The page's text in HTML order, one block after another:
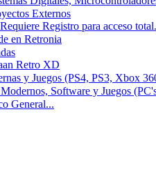
Externos
Registro para acceso total.
en Retronia
Retro XD
y Juegos (PS4, PS3, Xbox
Software y Juegos
General...